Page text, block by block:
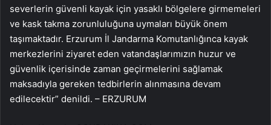
severlerin güvenli kayak için yasaklı bölgelere girmemeleri
ve kask takma zorunluluğuna uymaları büyük önem
taşımaktadır. Erzurum İl Jandarma Komutanlığınca kayak
merkezlerini ziyaret eden vatandaşlarımızın huzur ve
güvenlik içerisinde zaman geçirmelerini sağlamak
maksadıyla gereken tedbirlerin alınmasına devam
edilecektir” denildi. – ERZURUM